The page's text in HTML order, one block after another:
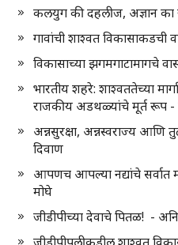
कलयुग की दहलीज, अज्ञान का
गावांची शाश्वत
विकासाच्या झगमगाटामागचे
भारतीय शहरे: शाश्वततेच्या
राजकीय अडथळ्यांचे मूर्त रूप -
अन्नसुरक्षा, अन्नस्वराज्य आणि
दिवाण
आपणच आपल्या नद्यांचे सर्वात
मोघे
जीडीपीच्या देवाचे पितळ! -